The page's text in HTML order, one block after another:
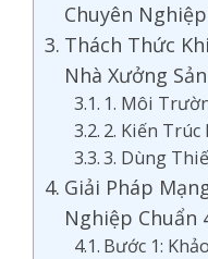
Chuyên
Thách Thức
Nhà Xưởng
1. Môi
2. Kiến Trúc
3. Dùng
Giải Pháp
Nghiệp Chuẩn
Bước 1: